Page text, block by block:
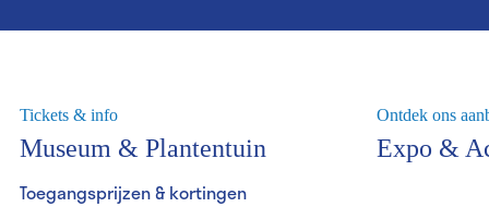
Tickets & info
Museum & Plantentuin
Toegangsprijzen & kortingen
Ontdek ons
Expo &